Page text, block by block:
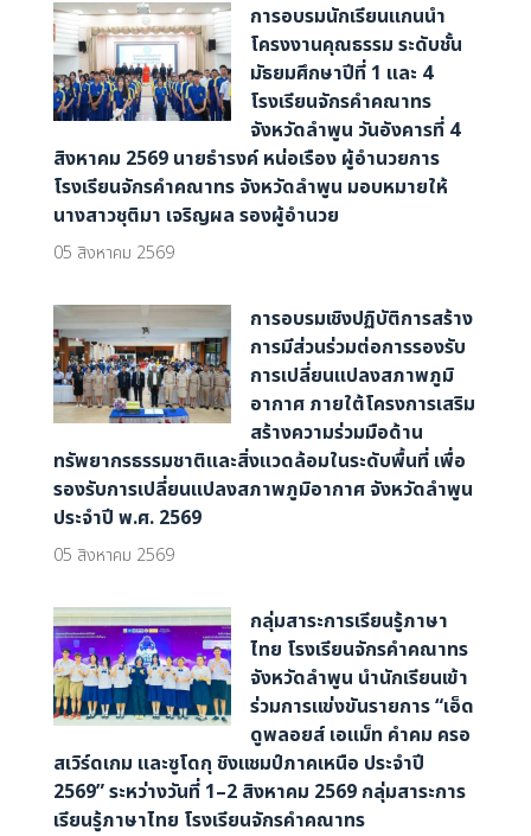
การอบรมนักเรียนแกนนำ
โครงงานคุณธรรม ระดับชั้น
มัธยมศึกษาปีที่ 1 และ 4
โรงเรียนจักรคำคณาทร
จังหวัดลำพูน วันอังคารที่ 4
สิงหาคม 2569 นายธำรงค์ หน่อเรือง ผู้อำนวยการ
โรงเรียนจักรคำคณาทร จังหวัดลำพูน มอบหมายให้
นางสาวชุติมา เจริญผล รองผู้อํานวย
05 สิงหาคม 2569
การอบรมเชิงปฏิบัติการสร้าง
การมีส่วนร่วมต่อการรองรับ
การเปลี่ยนแปลงสภาพภูมิ
อากาศ ภายใต้โครงการเสริม
สร้างความร่วมมือด้าน
ทรัพยากรธรรมชาติและสิ่งแวดล้อมในระดับพื้นที่ เพื่อ
รองรับการเปลี่ยนแปลงสภาพภูมิอากาศ จังหวัดลำพูน
ประจำปี พ.ศ. 2569
05 สิงหาคม 2569
กลุ่มสาระการเรียนรู้ภาษา
ไทย โรงเรียนจักรคำคณาทร
จังหวัดลำพูน นำนักเรียนเข้า
ร่วมการแข่งขันรายการ “เอ็ด
ดูพลอยส์ เอแม็ท คำคม ครอ
สเวิร์ดเกม และซูโดกุ ชิงแชมป์ภาคเหนือ ประจำปี
2569” ระหว่างวันที่ 1–2 สิงหาคม 2569 กลุ่มสาระการ
เรียนรู้ภาษาไทย โรงเรียนจักรคำคณาทร